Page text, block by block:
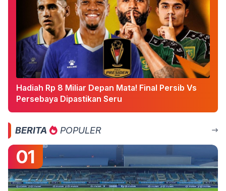
Hadiah Rp 8 Miliar Depan Mata! Final Persib Vs
Persebaya Dipastikan Seru
BERITA POPULER
01